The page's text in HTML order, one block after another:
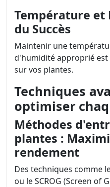
Température et
du Succès
Maintenir une
d'humidité approprié
sur vos plantes.
Techniques
optimiser
Méthodes
plantes :
rendement
Des techniques comme
ou le SCROG (Screen of